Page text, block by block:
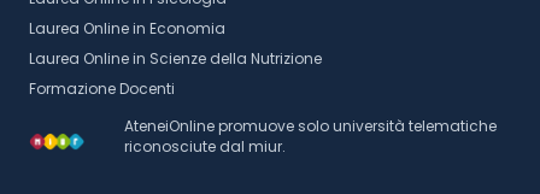
Laurea Online in Economia
Laurea Online in Scienze della Nutrizione
Formazione Docenti
AteneiOnline promuove solo università telematiche
riconosciute dal miur.